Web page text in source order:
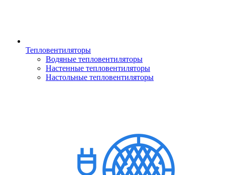
Тепловентиляторы
Водяные тепловентиляторы
Настенные тепловентиляторы
Настольные тепловентиляторы